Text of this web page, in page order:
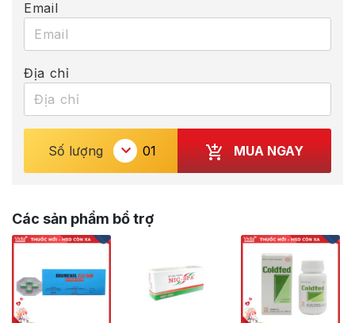
Email
Địa chỉ
Số lượng MUA NGAY
Các sản phẩm bổ trợ